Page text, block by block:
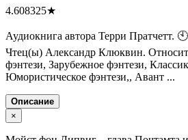
4.608325★
Аудиокнига автора Терри Пратчетт.
Чтец(ы) Александр Клюквин.
фэнтези, Зарубежное фэнтези,
Юмористическое фэнтези,, Авант ...
Описание
×